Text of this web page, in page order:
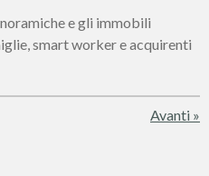
e gli immobili
smart worker e acquirenti
Avanti »